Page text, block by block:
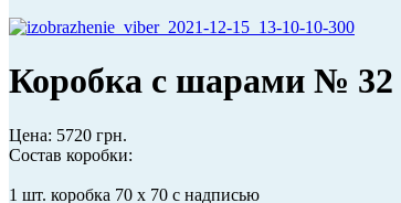
Коробка с шарами № 32
Цена: 5720 грн.
Состав коробки:
1 шт. коробка 70 х 70 с надписью